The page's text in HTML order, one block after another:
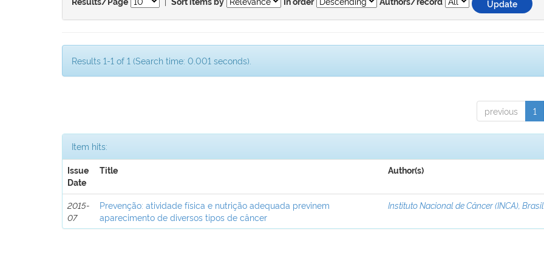
Results/Page Sort items by In order Authors/record
Results 1-1 of 1 (Search time: 0.001 seconds).
previous 1
Item hits:
Issue
Date
Title Author(s)
2015-
07
Prevenção: atividade física e nutrição adequada previnem
aparecimento de diversos tipos de câncer
Instituto Nacional de Câncer (INCA), Brasil